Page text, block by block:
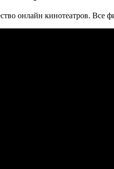
онлайн кинотеатров.